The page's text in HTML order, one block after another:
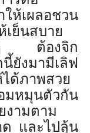
ให้เผลอชวน
เย็นสบาย
ๆ ต้องจิก
ยังมามีเลิฟ
ด้ภาพสวย
หมุนตัวกัน
งามตาม
ด และไปลุ้น